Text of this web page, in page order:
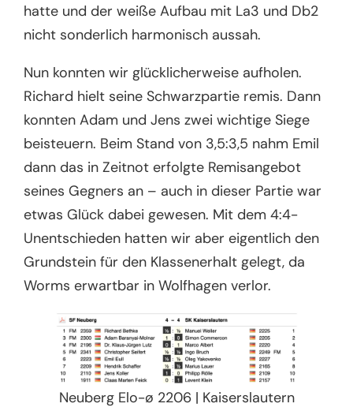
hatte und der weiße Aufbau mit La3 und Db2
nicht sonderlich harmonisch aussah.
Nun konnten wir glücklicherweise aufholen.
Richard hielt seine Schwarzpartie remis. Dann
konnten Adam und Jens zwei wichtige Siege
beisteuern. Beim Stand von 3,5:3,5 nahm Emil
dann das in Zeitnot erfolgte Remisangebot
seines Gegners an – auch in dieser Partie war
etwas Glück dabei gewesen. Mit dem 4:4-
Unentschieden hatten wir aber eigentlich den
Grundstein für den Klassenerhalt gelegt, da
Worms erwartbar in Wolfhagen verlor.
Neuberg Elo-ø 2206 | Kaiserslautern